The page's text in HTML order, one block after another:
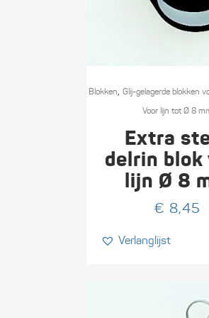
Blokken,Glij-gelagerde blokken
Voor lijn tot Ø 8
Extra
delrin blok
lijn Ø 8
€ 8,45
Verlanglijst